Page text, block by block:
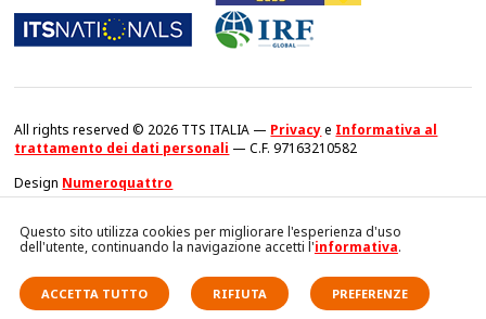
All rights reserved © 2026 TTS ITALIA — Privacye Informativa al
trattamento dei dati personali — C.F. 97163210582
Design Numeroquattro
Questo sito utilizza cookies per migliorare l'esperienza d'uso
dell'utente, continuando la navigazione accetti l'informativa.
ACCETTA TUTTO RIFIUTA PREFERENZE